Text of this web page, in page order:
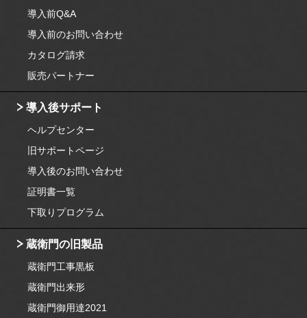
導入前Q&A
導入前のお問い合わせ
カタログ請求
販売パートナー
導入後サポート
ヘルプセンター
旧サポートページ
導入後のお問い合わせ
証明書一覧
下取りプログラム
蔵衛門の旧製品
蔵衛門工事黒板
蔵衛門出来形
蔵衛門御用達2021